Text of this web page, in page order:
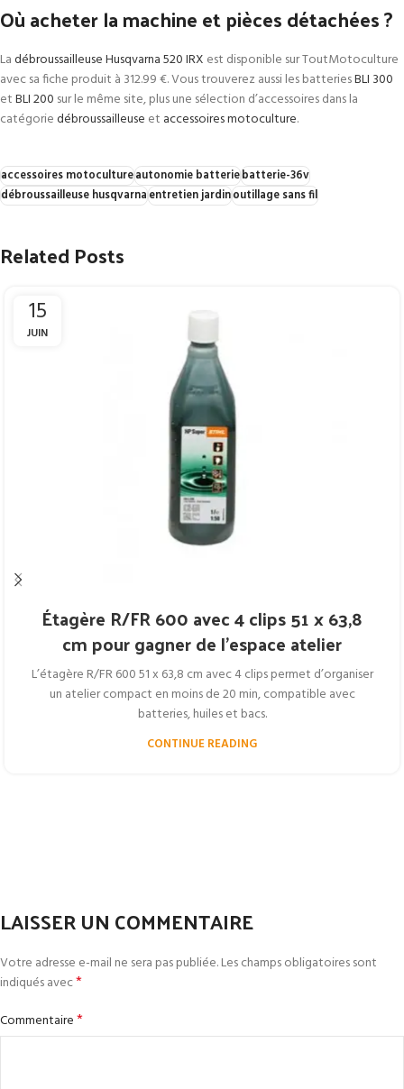
Où acheter la machine et pièces détachées ?
Ladébroussailleuse Husqvarna 520 IRX est disponible sur ToutMotoculture
avec sa fiche produit à 312.99 €. Vous trouverez aussi les batteriesBLI 300
etBLI 200 sur le même site, plus une sélection d’accessoires dans la
catégoriedébroussailleuse et accessoires motoculture.
accessoires motocultureautonomie batteriebatterie-36v
débroussailleuse husqvarnaentretien jardinoutillage sans fil
Related Posts
15
JUIN
Étagère R/FR 600 avec 4 clips 51 x 63,8
cm pour gagner de l’espace atelier
L’étagère R/FR 600 51 x 63,8 cm avec 4 clips permet d’organiser
un atelier compact en moins de 20 min, compatible avec
batteries, huiles et bacs.
CONTINUE READING
LAISSER UN COMMENTAIRE
Votre adresse e-mail ne sera pas publiée.Les champs obligatoires sont
indiqués avec*
Commentaire*